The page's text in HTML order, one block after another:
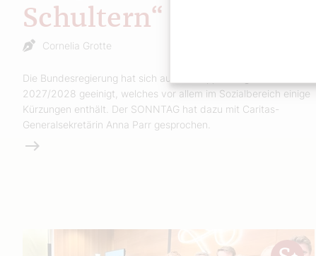
Schultern“
Cornelia Grotte
Die Bundesregierung hat sich auf ein Doppelbudget für
2027/2028 geeinigt, welches vor allem im Sozialbereich einige
Kürzungen enthält. Der SONNTAG hat dazu mit Caritas-
Generalsekretärin Anna Parr gesprochen.
Weiterlesen